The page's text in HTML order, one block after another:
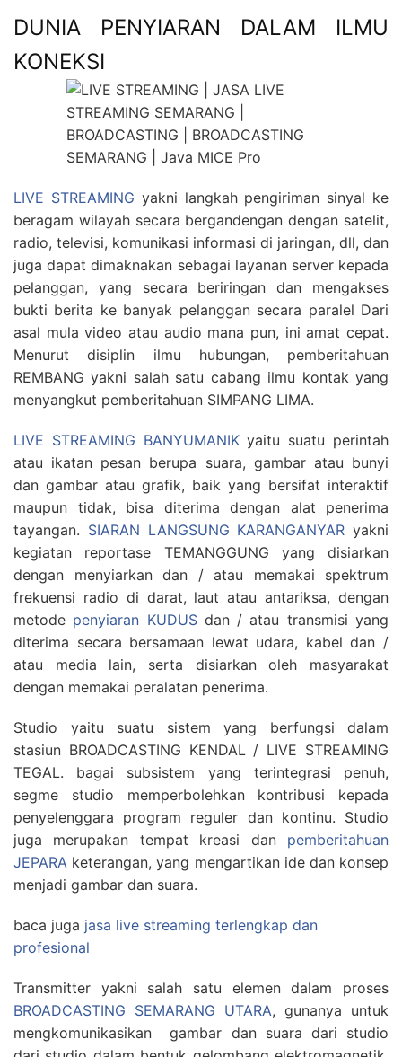
DUNIA PENYIARAN DALAM ILMU
KONEKSI
LIVE STREAMING yakni langkah pengiriman sinyal ke
beragam wilayah secara bergandengan dengan satelit,
radio, televisi, komunikasi informasi di jaringan, dll, dan
juga dapat dimaknakan sebagai layanan server kepada
pelanggan, yang secara beriringan dan mengakses
bukti berita ke banyak pelanggan secara paralel Dari
asal mula video atau audio mana pun, ini amat cepat.
Menurut disiplin ilmu hubungan, pemberitahuan
REMBANG yakni salah satu cabang ilmu kontak yang
menyangkut pemberitahuan SIMPANG LIMA.
LIVE STREAMING BANYUMANIKyaitu suatu perintah
atau ikatan pesan berupa suara, gambar atau bunyi
dan gambar atau grafik, baik yang bersifat interaktif
maupun tidak, bisa diterima dengan alat penerima
tayangan. SIARAN LANGSUNG KARANGANYAR yakni
kegiatan reportase TEMANGGUNG yang disiarkan
dengan menyiarkan dan / atau memakai spektrum
frekuensi radio di darat, laut atau antariksa, dengan
metode penyiaran KUDUSdan / atau transmisi yang
diterima secara bersamaan lewat udara, kabel dan /
atau media lain, serta disiarkan oleh masyarakat
dengan memakai peralatan penerima.
Studio yaitu suatu sistem yang berfungsi dalam
stasiun BROADCASTING KENDAL / LIVE STREAMING
TEGAL. bagai subsistem yang terintegrasi penuh,
segme studio memperbolehkan kontribusi kepada
penyelenggara program reguler dan kontinu. Studio
juga merupakan tempat kreasi dan pemberitahuan
JEPARA keterangan, yang mengartikan ide dan konsep
menjadi gambar dan suara.
baca juga jasa live streaming terlengkap dan
profesional
Transmitter yakni salah satu elemen dalam proses
BROADCASTING SEMARANG UTARA, gunanya untuk
mengkomunikasikan gambar dan suara dari studio